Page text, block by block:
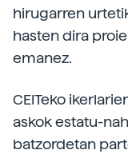
hirugarren
hasten dira
emanez.
CEITeko
askok estatu-
batzordetan